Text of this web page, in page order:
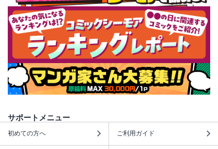
サポートメニュー
初めての方へ ご利用ガイド